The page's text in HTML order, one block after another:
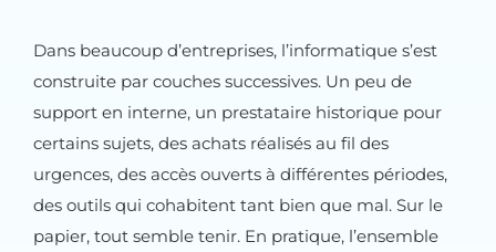
Dans beaucoup d’entreprises, l’informatique s’est
construite par couches successives. Un peu de
support en interne, un prestataire historique pour
certains sujets, des achats réalisés au fil des
urgences, des accès ouverts à différentes périodes,
des outils qui cohabitent tant bien que mal. Sur le
papier, tout semble tenir. En pratique, l’ensemble